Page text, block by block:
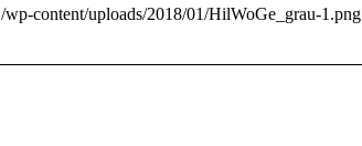
/wp-content/uploads/2018/01/HilWoGe_grau-1.png